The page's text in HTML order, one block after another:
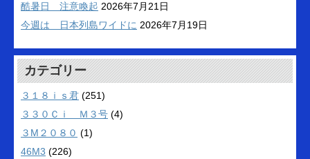
酷暑日 注意喚起 2026年7月21日
今週は 日本列島ワイドに 2026年7月19日
カテゴリー
３１８ｉｓ君 (251)
３３０Ｃｉ Ｍ３号 (4)
３M２０８０ (1)
46M3 (226)